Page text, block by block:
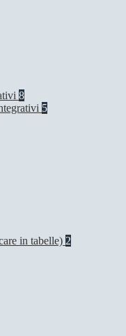
8
5
in tabelle) 2